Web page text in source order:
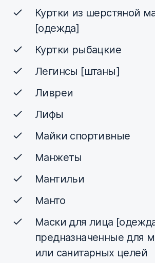
Куртки из шерстяной
[одежда]
Куртки рыбацкие
Легинсы [штаны]
Ливреи
Лифы
Майки спортивные
Манжеты
Мантильи
Манто
Маски для лица
предназначенные для
или санитарных целей